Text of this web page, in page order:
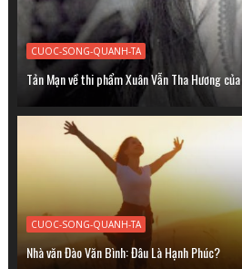
CUOC-SONG-QUANH-TA
Tản Mạn về thi phẩm Xuân Vẫn Tha Hương
CUOC-SONG-QUANH-TA
Nhà văn Đào Văn Bình: Đâu Là Hạnh Phúc?